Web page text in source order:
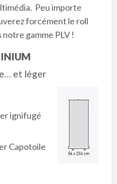
Peu importe
forcément le roll
notre gamme PLV !
et léger
ignifugé
Capotoile